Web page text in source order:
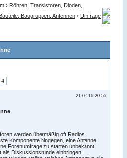
› Röhren, Transistoren, Dioden,
Baugruppen, Antennen › Umfrage
4
21.02.16 20:55
werden übermäßig oft Radios
Komponente hingegen, eine Antenne
Forenumfrage zu starten unbekannt,
als Diskussionsrunde einbringen.